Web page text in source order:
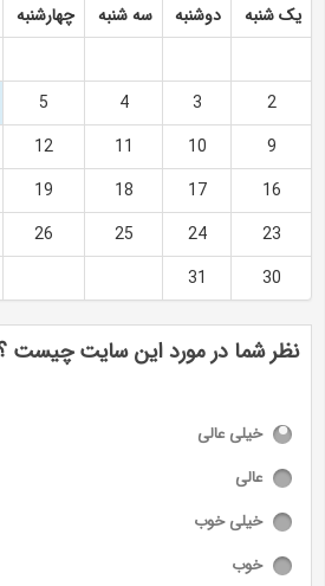
یک شنبه دوشنبه سه شنبه چهارشنبه
2
3
4
5
9
10
11
12
16
17
18
19
23
24
25
26
30
31
نظر شما در مورد این سایت چیست ؟
خیلی عالی
عالی
خیلی خوب
خوب